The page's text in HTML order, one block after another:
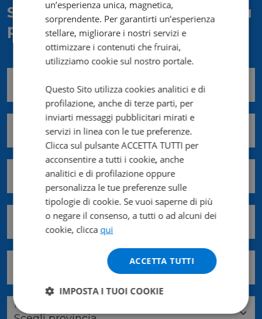
Scrivici e ti risponderemo al più
presto!
Nome *
Cognome *
Email *
Cellulare *
Provincia *
un’esperienza unica, magnetica,
sorprendente. Per garantirti un’esperienza
stellare, migliorare i nostri servizi e
ottimizzare i contenuti che fruirai,
utilizziamo cookie sul nostro portale.
Questo Sito utilizza cookies analitici e di
profilazione, anche di terze parti, per
inviarti messaggi pubblicitari mirati e
servizi in linea con le tue preferenze.
Clicca sul pulsante ACCETTA TUTTI per
acconsentire a tutti i cookie, anche
analitici e di profilazione oppure
personalizza le tue preferenze sulle
tipologie di cookie. Se vuoi saperne di più
o negare il consenso, a tutti o ad alcuni dei
cookie, clicca qui
ACCETTA TUTTI
IMPOSTA I TUOI COOKIE